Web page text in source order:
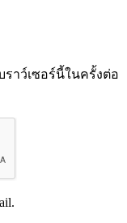
าว์เซอร์นี้ในครั้งต่อ